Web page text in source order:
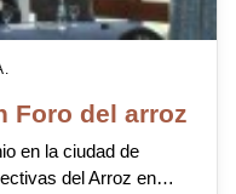
Foro del arroz
en la ciudad de
del Arroz en…